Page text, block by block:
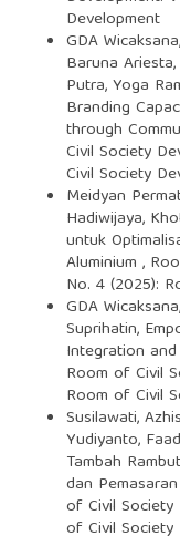
Development
GDA
Baruna
Putra, Yoga
Branding
through
Civil Society
Civil Society
Meidyan
Hadiwijaya,
untuk
Aluminium ,
No. 4 (2025):
GDA
Suprihatin,
Integration
Room of Civil
Room of Civil
Susilawati,
Yudiyanto,
Tambah
dan
of Civil Society
of Civil Society